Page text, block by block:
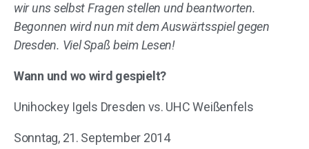
wir uns selbst Fragen stellen und beantworten.
Begonnen wird nun mit dem Auswärtsspiel gegen
Dresden. Viel Spaß beim Lesen!
Wann und wo wird gespielt?
Unihockey Igels Dresden vs. UHC Weißenfels
Sonntag, 21. September 2014